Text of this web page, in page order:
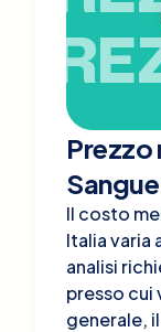
Prezzo
Il costo
Italia varia
analisi
presso
generale,